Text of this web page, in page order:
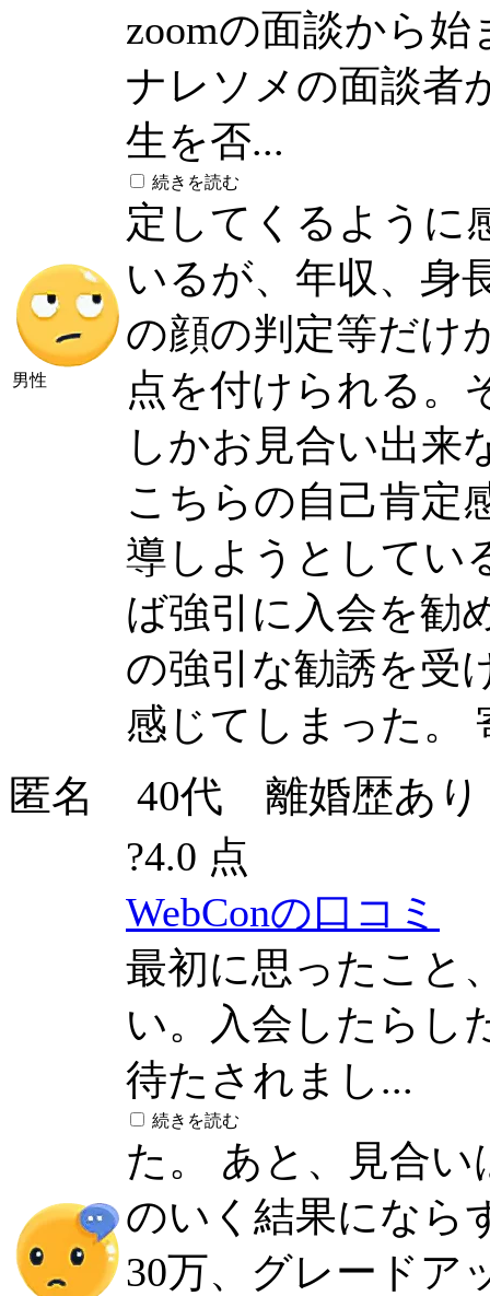
男性
zoomの面談から
ナレソメの面談者
生を否...
続きを読む
定してくるように
いるが、年収、身
の顔の判定等だけ
点を付けられる。
しかお見合い出来
こちらの自己肯定
導しようとしてい
ば強引に入会を勧
の強引な勧誘を受
感じてしまった。
匿名 40代 離婚歴あり
?4.0 点
WebConの口コミ
最初に思ったこと
い。入会したらし
待たされまし...
続きを読む
た。 あと、見合
のいく結果になら
30万、グレードア